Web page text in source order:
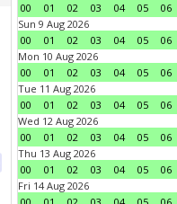
00
01 02 03 04 05 06
Sun 9 Aug 2026
00
01 02 03 04 05 06
Mon 10 Aug 2026
00
01 02 03 04 05 06
Tue 11 Aug 2026
00
01 02 03 04 05 06
Wed 12 Aug 2026
00
01 02 03 04 05 06
Thu 13 Aug 2026
00
01 02 03 04 05 06
Fri 14 Aug 2026